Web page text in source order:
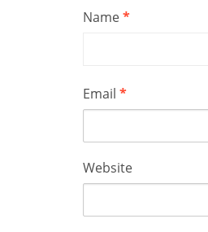
Name*
Email *
Website